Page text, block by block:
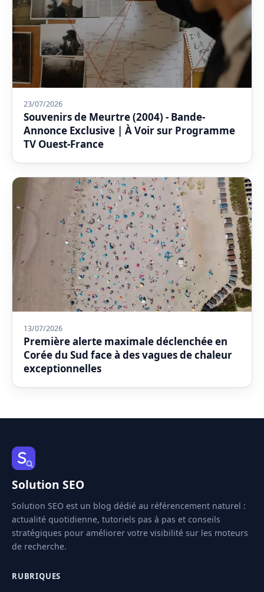
23/07/2026
Souvenirs de Meurtre (2004) - Bande-
Annonce Exclusive | À Voir sur Programme
TV Ouest-France
13/07/2026
Première alerte maximale déclenchée en
Corée du Sud face à des vagues de chaleur
exceptionnelles
Solution SEO
Solution SEO est un blog dédié au référencement naturel :
actualité quotidienne, tutoriels pas à pas et conseils
stratégiques pour améliorer votre visibilité sur les moteurs
de recherche.
RUBRIQUES